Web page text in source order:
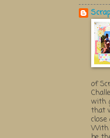
of
with
that
With